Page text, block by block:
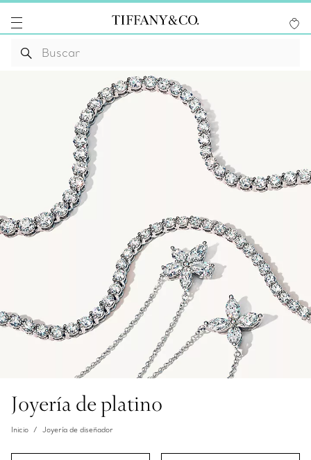
Joyería de platino
Inicio Joyería de diseñador